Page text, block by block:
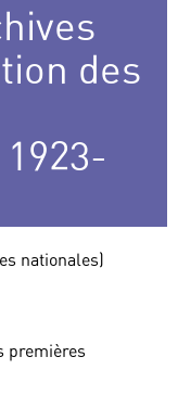
des
nationales)
premières